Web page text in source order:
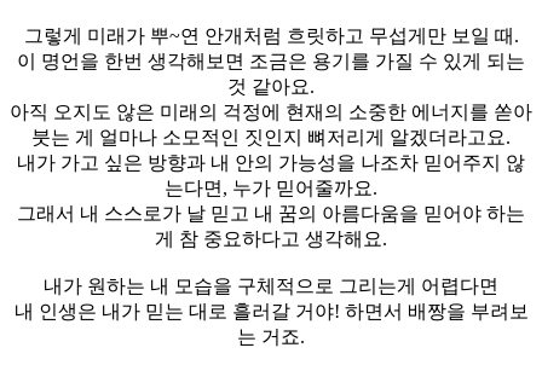
그렇게 미래가 뿌~연 안개처럼 흐릿하고 무섭게만 보일 때.
이 명언을 한번 생각해보면 조금은 용기를 가질 수 있게 되는
것 같아요.
아직 오지도 않은 미래의 걱정에 현재의 소중한 에너지를 쏟아
붓는 게 얼마나 소모적인 짓인지 뼈저리게 알겠더라고요.
내가 가고 싶은 방향과 내 안의 가능성을 나조차 믿어주지 않
는다면, 누가 믿어줄까요.
그래서 내 스스로가 날 믿고 내 꿈의 아름다움을 믿어야 하는
게 참 중요하다고 생각해요.
내가 원하는 내 모습을 구체적으로 그리는게 어렵다면
내 인생은 내가 믿는 대로 흘러갈 거야! 하면서 배짱을 부려보
는 거죠.